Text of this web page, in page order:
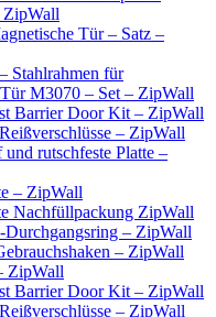
ZipWall
Tür – Satz –
Stahlrahmen für
M3070 – Set – ZipWall
Barrier Door Kit – ZipWall
– ZipWall
rutschfeste Platte –
– ZipWall
Nachfüllpackung ZipWall
Durchgangsring – ZipWall
– ZipWall
ZipWall
Barrier Door Kit – ZipWall
– ZipWall